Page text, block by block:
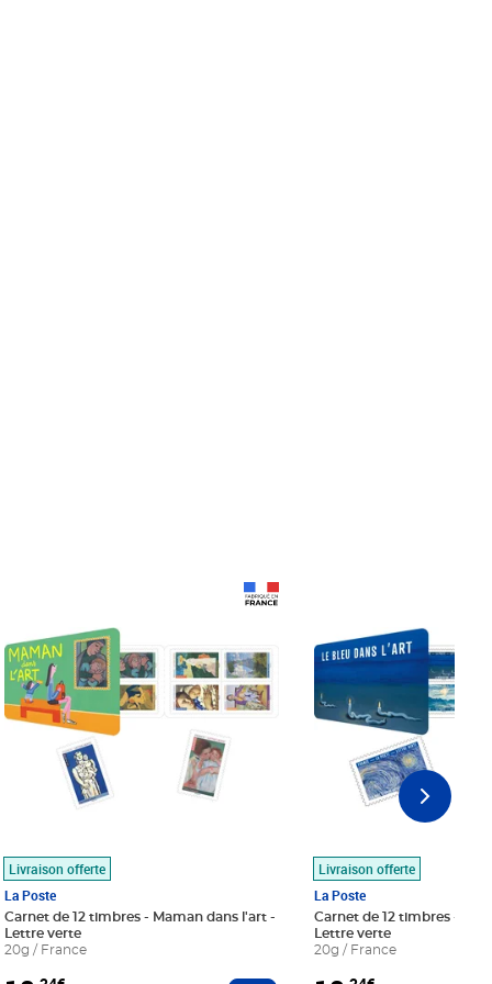
Livraison offerte
La Poste
Carnet de 12 timbres - Maman dans l'art -
Lettre verte
20g / France
Livraison offerte
La Poste
Carnet de 12 timbres - Le
Lettre verte
20g / France